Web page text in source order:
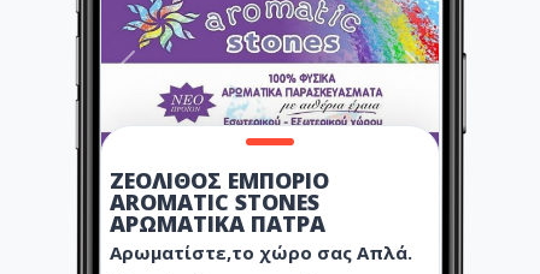
ΖΕΟΛΙΘΟΣ ΕΜΠΟΡΙΟ
AROMATIC STONES
ΑΡΩΜΑΤΙΚΑ ΠΑΤΡΑ
Αρωματίστε,το χώρο σας Απλά.